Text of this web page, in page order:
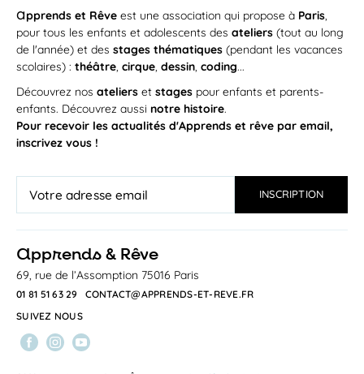
Ce stage donnera aux plus petits la possibilité
de se révéler. 🌱 🎨...
APPRENDS ET RÊVE
24
AOÛT
Matinée Multi activités 3-5 ans:
multisports
À PARTIR DE 3 ANS, SOUS RÉSERVE QUE
apprends et Rêve est une association qui propose à Paris,
pour tous les enfants et adolescents des ateliers (tout au long
de l'année) et des stages thématiques (pendant les vacances
scolaires) : théâtre, cirque, dessin, coding...
Découvrez nos ateliers et stages pour enfants et parents-
enfants. Découvrez aussi notre histoire.
Pour recevoir les actualités d'Apprends et rêve par email,
inscrivez vous !
apprends & Rêve
69, rue de l’Assomption 75016 Paris
01 81 51 63 29
CONTACT@APPRENDS-ET-REVE.FR
SUIVEZ NOUS